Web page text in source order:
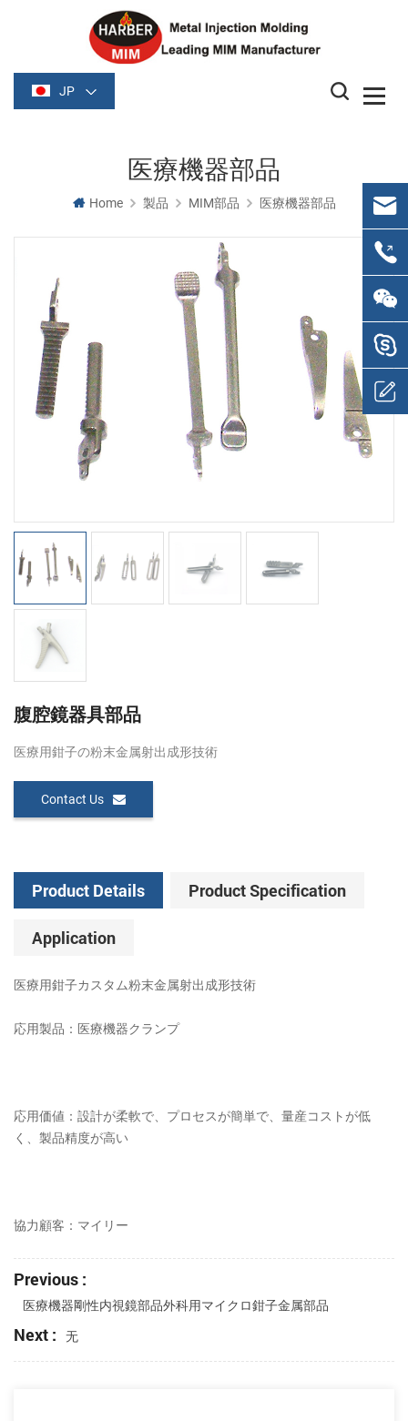
JP
医療機器部品
Home 製品 MIM部品 医療機器部品
腹腔鏡器具部品
医療用鉗子の粉末金属射出成形技術
Contact Us
Product Details Product Specification
Application
医療用鉗子カスタム粉末金属射出成形技術
応用製品：医療機器クランプ
応用価値：設計が柔軟で、プロセスが簡単で、量産コストが低
く、製品精度が高い
協力顧客：マイリー
Previous :
医療機器剛性内視鏡部品外科用マイクロ鉗子金属部品
Next : 无